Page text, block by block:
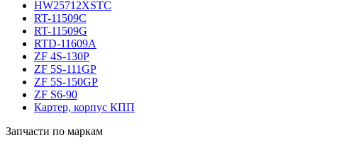
HW25712XSTC
RT-11509C
RT-11509G
RTD-11609A
ZF 4S-130P
ZF 5S-111GP
ZF 5S-150GP
ZF S6-90
Картер, корпус КПП
Запчасти по маркам